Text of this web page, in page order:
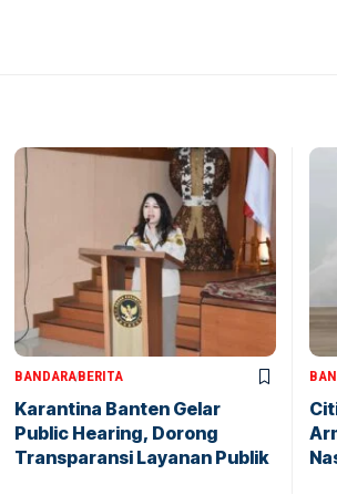
BANDARABERITA
Karantina Banten Gelar
Public Hearing, Dorong
Transparansi Layanan Publik